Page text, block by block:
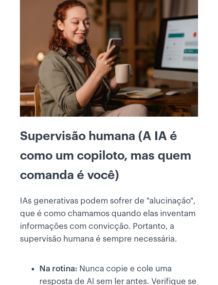
Supervisão humana (A IA é
como um copiloto, mas quem
comanda é você)
IAs generativas podem sofrer de "alucinação",
que é como chamamos quando elas inventam
informações com convicção. Portanto, a
supervisão humana é sempre necessária.
Na rotina: Nunca copie e cole uma
resposta de AI sem ler antes. Verifique se